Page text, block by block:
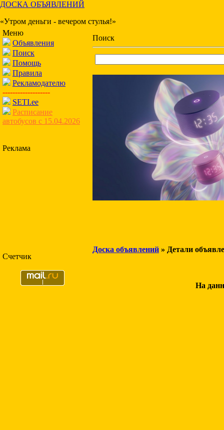
ДОСКА ОБЪЯВЛЕНИЙ
«Утром деньги - вечером стулья!»
Меню
Объявления
Поиск
Помощь
Правила
Рекламодателю
-------------------
SETI.ee
Расписание
автобусов с 15.04.2026
Реклама
Счетчик
Поиск
Доска объявлений » Детали
На